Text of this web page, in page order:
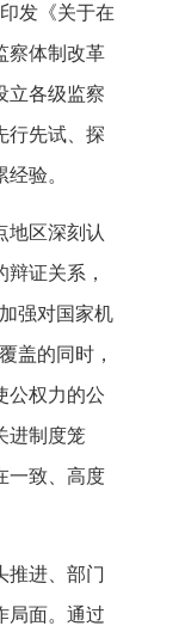
发《关于在
察体制改革
立各级监察
行先试、探
验。
地区深刻认
证关系，
强对国家机
盖的同时，
公权力的公
进制度笼
一致、高度
推进、部门
局面。通过